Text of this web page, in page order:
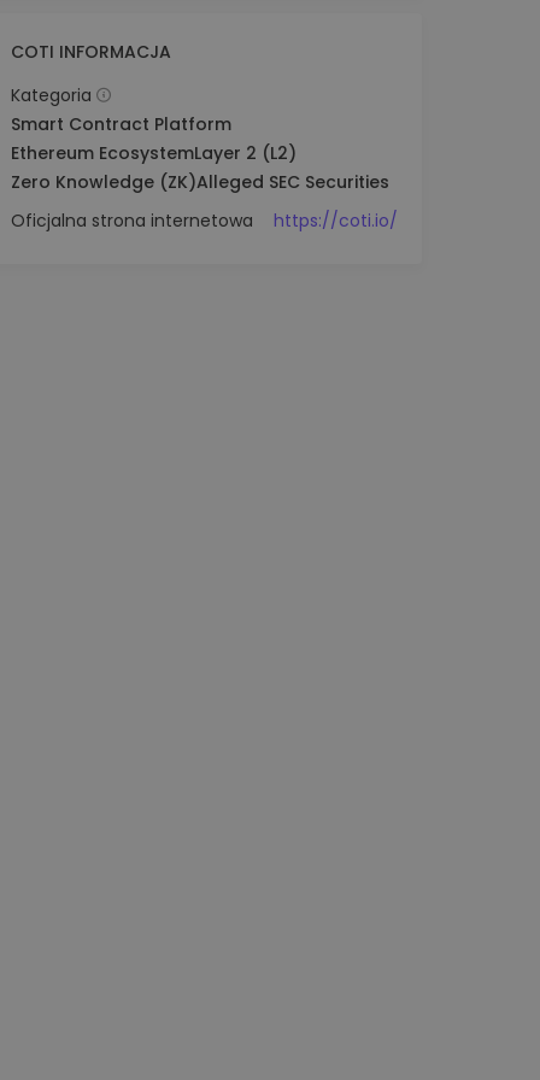
COTI INFORMACJA
Kategoria
Smart Contract Platform
Ethereum EcosystemLayer 2 (L2)
Zero Knowledge (ZK)Alleged SEC Securities
Oficjalna strona internetowa
https://coti.io/